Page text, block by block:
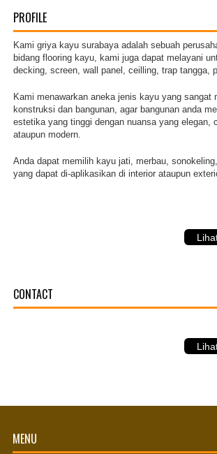
PROFILE
Kami griya kayu surabaya adalah sebuah
bidang flooring kayu, kami juga dapat melayani
decking, screen, wall panel, ceilling, trap tangga,
Kami menawarkan aneka jenis kayu yang sangat
konstruksi dan bangunan, agar bangunan anda
estetika yang tinggi dengan nuansa yang elegan,
ataupun modern.
Anda dapat memilih kayu jati, merbau,
yang dapat di-aplikasikan di interior ataupun
CONTACT
MENU